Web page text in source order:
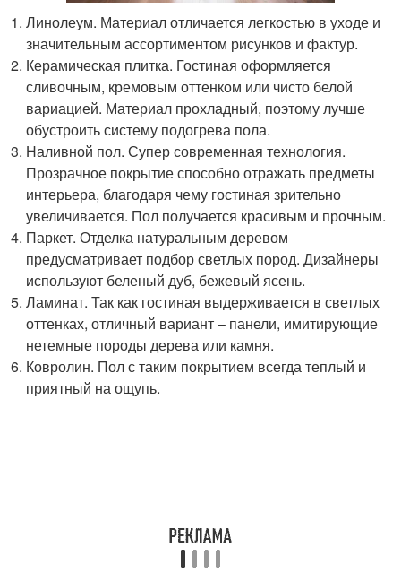
Линолеум. Материал отличается легкостью в уходе и
значительным ассортиментом рисунков и фактур.
Керамическая плитка. Гостиная оформляется
сливочным, кремовым оттенком или чисто белой
вариацией. Материал прохладный, поэтому лучше
обустроить систему подогрева пола.
Наливной пол. Супер современная технология.
Прозрачное покрытие способно отражать предметы
интерьера, благодаря чему гостиная зрительно
увеличивается. Пол получается красивым и прочным.
Паркет. Отделка натуральным деревом
предусматривает подбор светлых пород. Дизайнеры
используют беленый дуб, бежевый ясень.
Ламинат. Так как гостиная выдерживается в светлых
оттенках, отличный вариант – панели, имитирующие
нетемные породы дерева или камня.
Ковролин. Пол с таким покрытием всегда теплый и
приятный на ощупь.